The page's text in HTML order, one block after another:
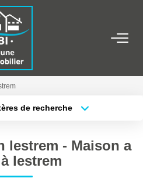
MAILS
Nous
Contacts
de recherche
Surface min
lestrem - Maison a
lestrem